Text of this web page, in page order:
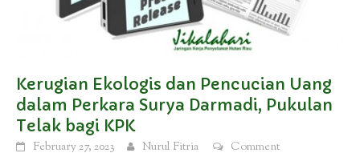
Kerugian Ekologis dan Pencucian Uang
dalam Perkara Surya Darmadi, Pukulan
Telak bagi KPK
February 27, 2023 Nurul Fitria
Comment